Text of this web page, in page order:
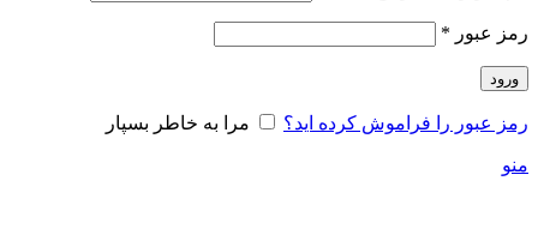
رمز عبور *
ورود
رمز عبور را فراموش کرده اید؟ مرا به خاطر بسپار
منو